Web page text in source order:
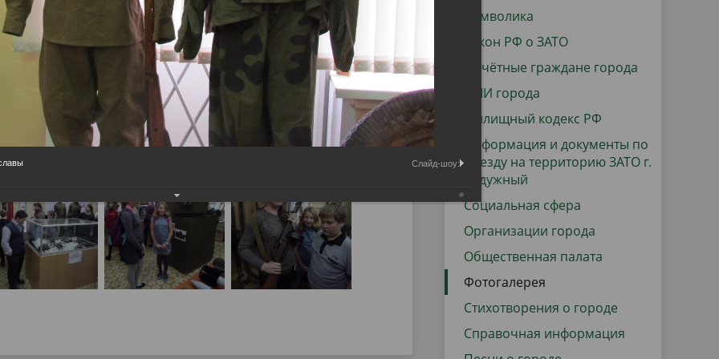
Технопарковая зона
Городская среда
проекты Реализация Национальных проектов
закупки Муниципальный контроль
Региональный контроль
Муниципально - частное
партнёрство
Поддержка малого и среднего
предпринимательства
Символика
Закон РФ о ЗАТО
Почётные граждане города
СМИ города
Жилищный кодекс РФ
Информация и документы по
въезду на территорию ЗАТО г.
Радужный
Социальная сфера
Организации города
Общественная палата
Фотогалерея
Стихотворения о городе
Справочная информация
Слайд-шоу: